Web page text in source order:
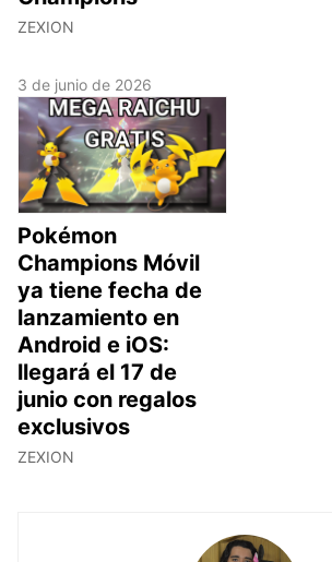
ZEXION
3 de junio de 2026
Pokémon
Champions Móvil
ya tiene fecha de
lanzamiento en
Android e iOS:
llegará el 17 de
junio con regalos
exclusivos
ZEXION